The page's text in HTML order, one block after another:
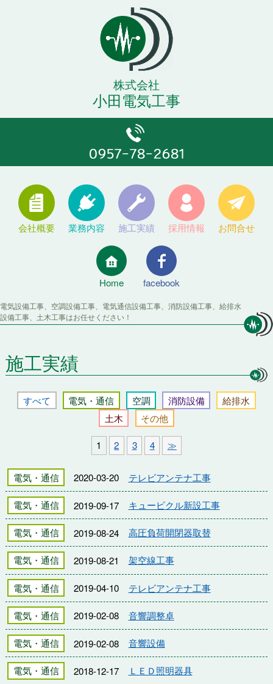
株式会社
小田電気工事
会社概要 業務内容 施工実績 採用情報 お問合せ
Home facebook
電気設備工事、空調設備工事、電気通信設備工事、消防設備工事、給排水
設備工事、土木工事はお任せください！
施工実績
すべて 電気・通信 空調 消防設備
給排水
土木
その他
1 2 3 4 ≫
電気・通信 2020-03-20 テレビアンテナ工事
電気・通信 2019-09-17 キュービクル新設工事
電気・通信 2019-08-24 高圧負荷開閉器取替
電気・通信 2019-08-21 架空線工事
電気・通信 2019-04-10 テレビアンテナ工事
電気・通信 2019-02-08 音響調整卓
電気・通信 2019-02-08 音響設備
電気・通信 2018-12-17 ＬＥＤ照明器具